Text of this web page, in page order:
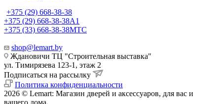
+375 (29) 668-38-38
+375 (29) 668-38-38A1
+375 (33) 668-38-38МТС
shop@lemart.by
Ждановичи ТЦ "Строительная выставка"
ул. Тимирязева 123-1, этаж 2
Подписаться на рассылку
Политика конфиденциальности
2026 © Lemart: Магазин дверей и аксессуаров, для вас и
вашего дома.